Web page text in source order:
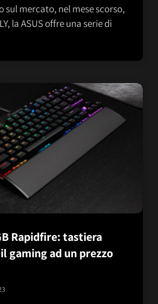
sul mercato, nel mese scorso,
la ASUS offre una serie di
Rapidfire: tastiera
gaming ad un prezzo